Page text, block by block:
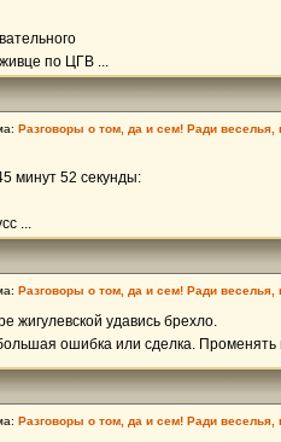
по ЦГВ ...
Разговоры о том, да и сем! Ради веселья,
минут 52 секунды:
...
Разговоры о том, да и сем! Ради веселья,
жигулевской удавись брехло.
ошибка или сделка. Променять
Разговоры о том, да и сем! Ради веселья,